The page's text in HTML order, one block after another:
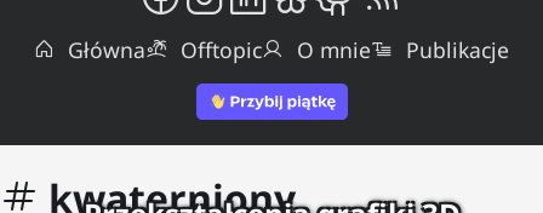
Główna Offtopic O mnie Publikacje
kwaterniony